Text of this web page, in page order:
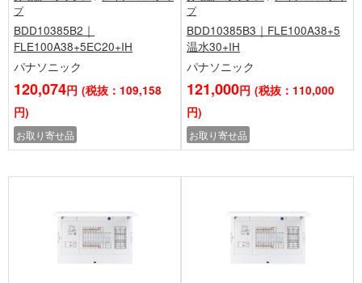
プ
BDD10385B2｜
FLE100A38+5EC20+IH
パナソニック
120,074円 (税抜：109,158
円)
お取り寄せ品
プ
BDD10385B3｜FLE100A38+5
温水30+IH
パナソニック
121,000円 (税抜：110,000
円)
お取り寄せ品